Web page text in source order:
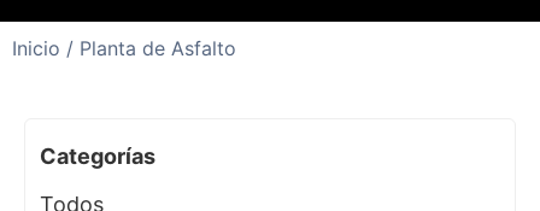
Inicio / Planta de Asfalto
Categorías
Todos